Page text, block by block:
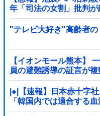
年「司法の女割」批判
罪より軽くて草」ｗｗ
"テレビ大好き"高齢者
【イオンモール熊本】
員の避難誘導の証言が
していた疑い
|●|【速報】日本赤十字
「韓国内では適合する
で4回目